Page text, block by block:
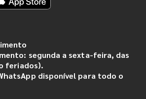
segunda a sexta-feira, das
feriados).
disponível para todo o